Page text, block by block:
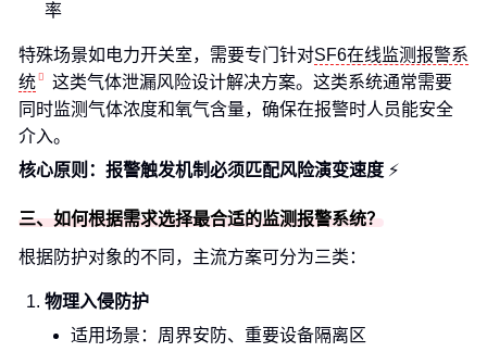
率
特殊场景如电力开关室，需要专门针对SF6在线监测报警系
统
这类气体泄漏风险设计解决方案。这类系统通常需要
同时监测气体浓度和氧气含量，确保在报警时人员能安全
介入。
核心原则：报警触发机制必须匹配风险演变速度 ⚡
三、如何根据需求选择最合适的监测报警系统？
根据防护对象的不同，主流方案可分为三类：
物理入侵防护
适用场景：周界安防、重要设备隔离区